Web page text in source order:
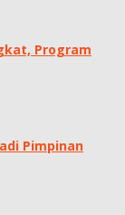
‎Program
Pimpinan